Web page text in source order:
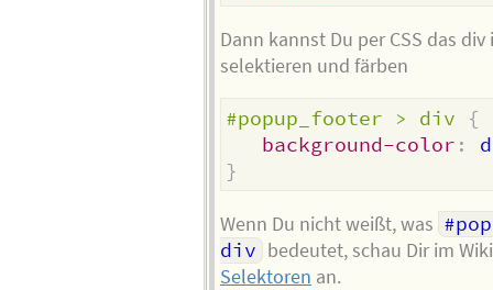
Dann kannst Du per CSS das
selektieren und färben
#popup_footer > div
{
background-color :
}
Wenn Du nicht weißt, was
div bedeutet, schau Dir im
Selektoren an.